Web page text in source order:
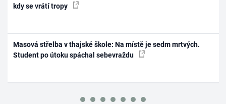
kdy se vrátí tropy
Masová střelba v thajské škole: Na místě je sedm mrtvých.
Student po útoku spáchal sebevraždu